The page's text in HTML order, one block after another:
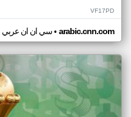
VF17PD
سي ان ان عربي• arabic.cnn.com